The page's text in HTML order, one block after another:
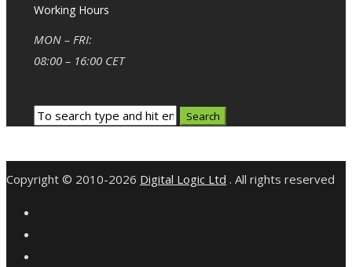
Working Hours
MON – FRI:
08:00 – 16:00 CET
Copyright © 2010-2026 Digital Logic Ltd . All rights reserved